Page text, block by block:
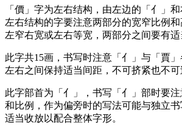
「價」字为左右结构，由左边的「亻」
左右结构的字要注意两部分的宽窄比例
左窄右宽或左右等宽，两部分之间要有适
此字共15画，书写时注意「亻」与「賈」
左右之间保持适当间距，不可挤紧也不可
此字部首为「亻」，书写「亻」部时要
和比例，作为偏旁时的写法可能与独立
适当收放以配合整体字形。